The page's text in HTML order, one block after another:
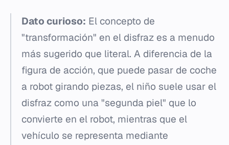
Dato curioso: El concepto de
"transformación" en el disfraz es a menudo
más sugerido que literal. A diferencia de la
figura de acción, que puede pasar de coche
a robot girando piezas, el niño suele usar el
disfraz como una "segunda piel" que lo
convierte en el robot, mientras que el
vehículo se representa mediante